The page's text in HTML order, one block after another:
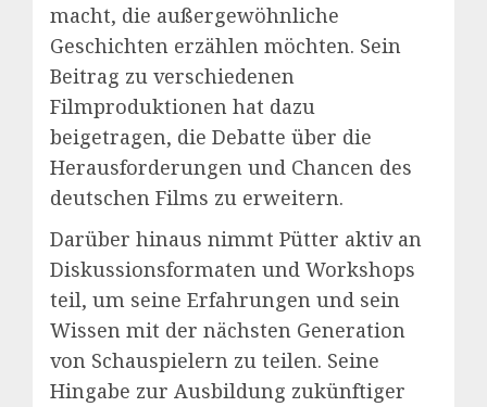
macht, die außergewöhnliche
Geschichten erzählen möchten. Sein
Beitrag zu verschiedenen
Filmproduktionen hat dazu
beigetragen, die Debatte über die
Herausforderungen und Chancen des
deutschen Films zu erweitern.
Darüber hinaus nimmt Pütter aktiv an
Diskussionsformaten und Workshops
teil, um seine Erfahrungen und sein
Wissen mit der nächsten Generation
von Schauspielern zu teilen. Seine
Hingabe zur Ausbildung zukünftiger